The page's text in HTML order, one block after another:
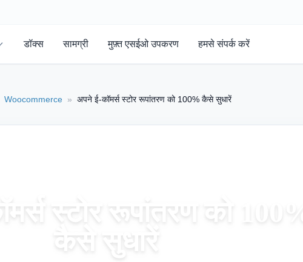
डॉक्स सामग्री मुफ़्त एसईओ उपकरण हमसे संपर्क करें
Woocommerce » अपने ई-कॉमर्स स्टोर रूपांतरण को 100% कैसे सुधारें
स्टोर रूपांतरण को 100%
कैसे सुधारें